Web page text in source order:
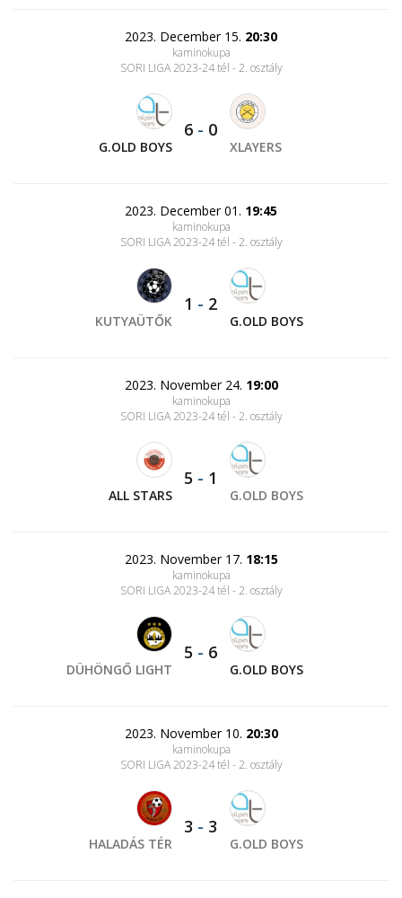
2023. December 15. 20:30
kaminokupa
SORI LIGA 2023-24 tél - 2. osztály
G.OLD BOYS
6 - 0
XLAYERS
2023. December 01. 19:45
kaminokupa
SORI LIGA 2023-24 tél - 2. osztály
KUTYAÜTŐK
1 - 2
G.OLD BOYS
2023. November 24. 19:00
kaminokupa
SORI LIGA 2023-24 tél - 2. osztály
ALL STARS
5 - 1
G.OLD BOYS
2023. November 17. 18:15
kaminokupa
SORI LIGA 2023-24 tél - 2. osztály
DÜHÖNGŐ LIGHT
5 - 6
G.OLD BOYS
2023. November 10. 20:30
kaminokupa
SORI LIGA 2023-24 tél - 2. osztály
HALADÁS TÉR
3 - 3
G.OLD BOYS